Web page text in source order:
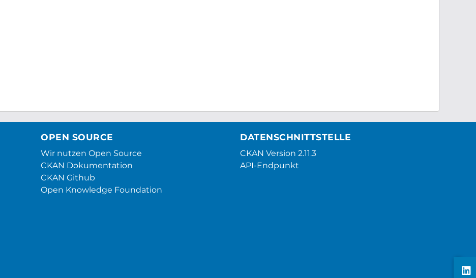
OPEN SOURCE
Wir nutzen Open Source
CKAN Dokumentation
CKAN Github
Open Knowledge Foundation
DATENSCHNITTSTELLE
CKAN Version 2.11.3
API-Endpunkt